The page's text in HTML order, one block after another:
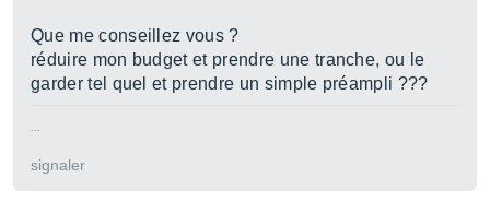
Que me conseillez vous ?
réduire mon budget et prendre une tranche, ou le
garder tel quel et prendre un simple préampli ???
...
signaler